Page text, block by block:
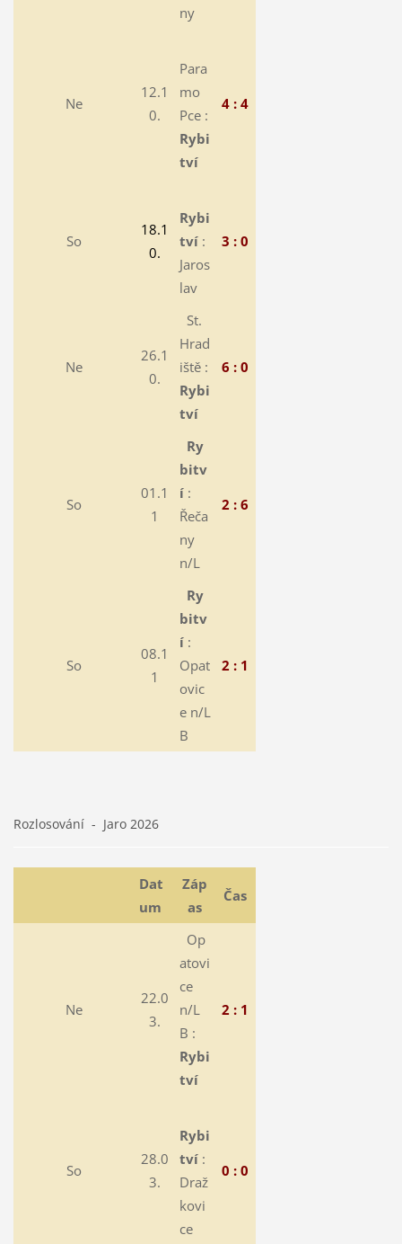
ny
Ne
12.1
0.
Para
mo
Pce :
Rybi
tví
4 : 4
So
18.1
0.
Rybi
tví:
Jaros
lav
3 : 0
Ne
26.1
0.
St.
Hrad
iště :
Rybi
tví
6 : 0
So
01.1
1
Ry
bitv
í:
Řeča
ny
n/L
2 : 6
So
08.1
1
Ry
bitv
í:
Opat
ovic
e n/L
B
2 : 1
Rozlosování - Jaro 2026
Dat
um
Záp
as
Čas
Ne
22.0
3.
Op
atovi
ce
n/L
B :
Rybi
tví
2 : 1
So
28.0
3.
Rybi
tví:
Draž
kovi
ce
0 : 0